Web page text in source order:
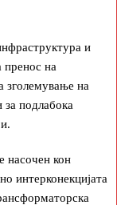
и
пренос на
зголемување на
за подлабока
насочен кон
интерконекцијата